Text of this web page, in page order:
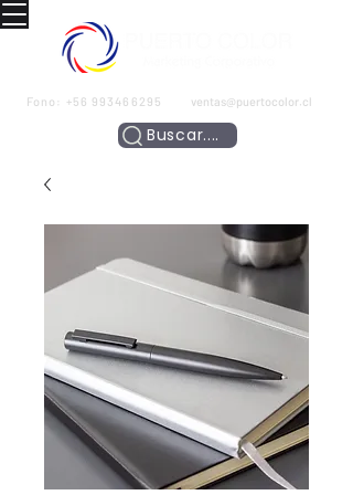
Fono: +56 993466295 ventas@puertocolor.cl
Buscar....